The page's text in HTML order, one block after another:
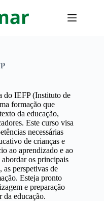
do IEFP (Instituto de
formação que
da educação,
Este curso visa
necessárias
de crianças e
ao aprendizado e ao
os principais
as perspetivas de
Esteja pronto
e preparação
da educação.